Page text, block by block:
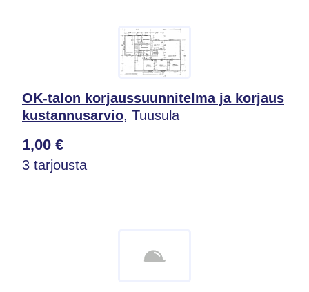
OK-talon korjaussuunnitelma ja korjaus
kustannusarvio, Tuusula
1,00 €
3 tarjousta